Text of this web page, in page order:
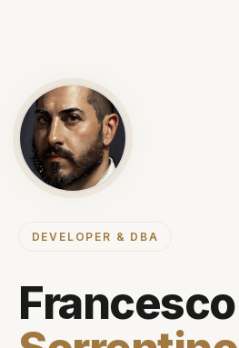
DEVELOPER & DBA
Francesco